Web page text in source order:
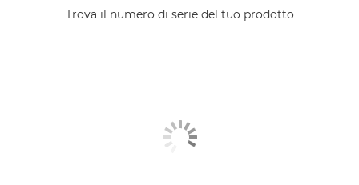
Trova il numero di serie del tuo prodotto